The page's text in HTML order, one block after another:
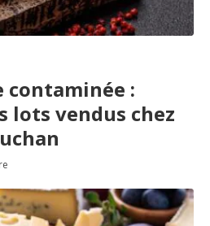
contaminée :
lots vendus chez